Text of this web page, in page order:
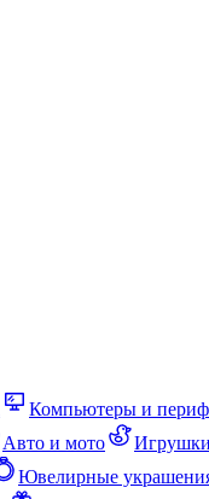
Компьютеры и
Авто и мото
Ювелирные